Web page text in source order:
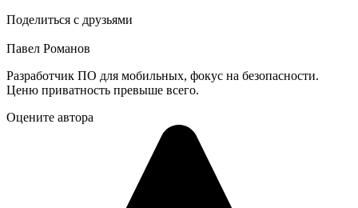
Поделиться с друзьями
Павел Романов
Разработчик ПО для мобильных, фокус на безопасности.
Ценю приватность превыше всего.
Оцените автора